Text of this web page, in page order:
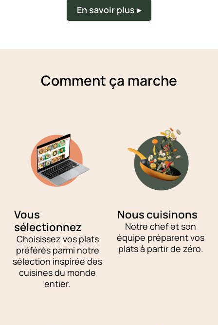
En savoir plus ▸
Comment ça marche
Vous
sélectionnez
Choisissez vos plats
préférés parmi notre
sélection inspirée des
cuisines du monde
entier.
Nous cuisinons
Notre chef et son
équipe préparent vos
plats à partir de zéro.